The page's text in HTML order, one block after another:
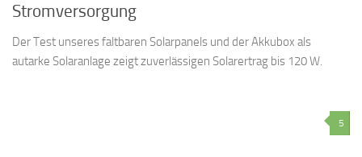
Stromversorgung
Der Test unseres faltbaren Solarpanels und der Akkubox als
autarke Solaranlage zeigt zuverlässigen Solarertrag bis 120 W.
5